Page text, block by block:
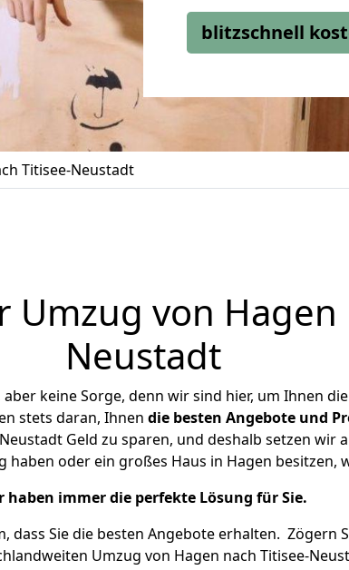
blitzschnell
Titisee-Neustadt
von Hagen
Neustadt
keine Sorge, denn wir sind hier, um Ihnen die
stets daran, Ihnen die besten Angebote und
Geld zu sparen, und deshalb setzen wir
haben oder ein großes Haus in Hagen besitzen,
haben immer die perfekte Lösung für Sie.
dass Sie die besten Angebote erhalten. Zögern
Umzug von Hagen nach Titisee-